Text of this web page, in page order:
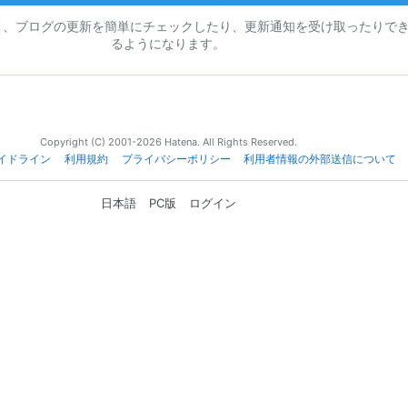
ブログの更新を簡単にチェックしたり、更新通知を受け取ったりでき
るようになります。
Copyright (C) 2001-2026 Hatena. All Rights Reserved.
ドライン 利用規約 プライバシーポリシー 利用者情報の外部送信について
日本語 PC版 ログイン